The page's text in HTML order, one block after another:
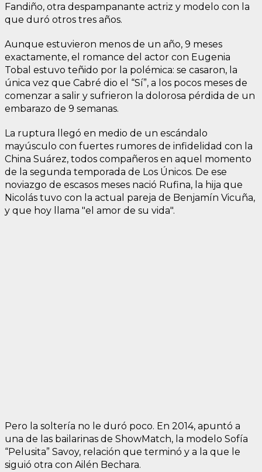
Fandiño, otra despampanante actriz y modelo con la
que duró otros tres años.
Aunque estuvieron menos de un año, 9 meses
exactamente, el romance del actor con Eugenia
Tobal estuvo teñido por la polémica: se casaron, la
única vez que Cabré dio el “Sí”, a los pocos meses de
comenzar a salir y sufrieron la dolorosa pérdida de un
embarazo de 9 semanas.
La ruptura llegó en medio de un escándalo
mayúsculo con fuertes rumores de infidelidad con la
China Suárez, todos compañeros en aquel momento
de la segunda temporada de Los Únicos. De ese
noviazgo de escasos meses nació Rufina, la hija que
Nicolás tuvo con la actual pareja de Benjamín Vicuña,
y que hoy llama "el amor de su vida".
Pero la soltería no le duró poco. En 2014, apuntó a
una de las bailarinas de ShowMatch, la modelo Sofía
“Pelusita” Savoy, relación que terminó y a la que le
siguió otra con Ailén Bechara.